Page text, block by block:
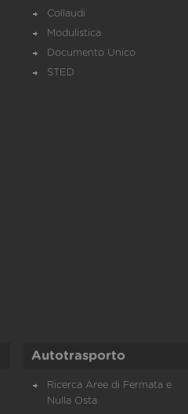
Collaudi
Modulistica
Documento Unico
STED
Autotrasporto
Ricerca Aree di Fermata e
Nulla Osta